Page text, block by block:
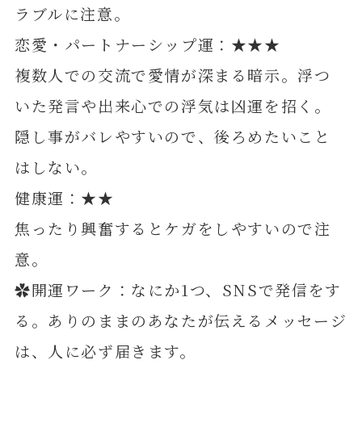
ラブルに注意。
恋愛・パートナーシップ運：★★★
複数人での交流で愛情が深まる暗示。浮つ
いた発言や出来心での浮気は凶運を招く。
隠し事がバレやすいので、後ろめたいこと
はしない。
健康運：★★
焦ったり興奮するとケガをしやすいので注
意。
✿開運ワーク：なにか1つ、SNSで発信をす
る。ありのままのあなたが伝えるメッセージ
は、人に必ず届きます。